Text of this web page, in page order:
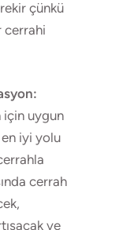
çünkü
cerrahi
için uygun
en iyi yolu
cerrah
ve